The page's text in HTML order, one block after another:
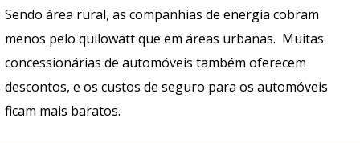
Sendo área rural, as companhias de energia cobram
menos pelo quilowatt que em áreas urbanas. Muitas
concessionárias de automóveis também oferecem
descontos, e os custos de seguro para os automóveis
ficam mais baratos.